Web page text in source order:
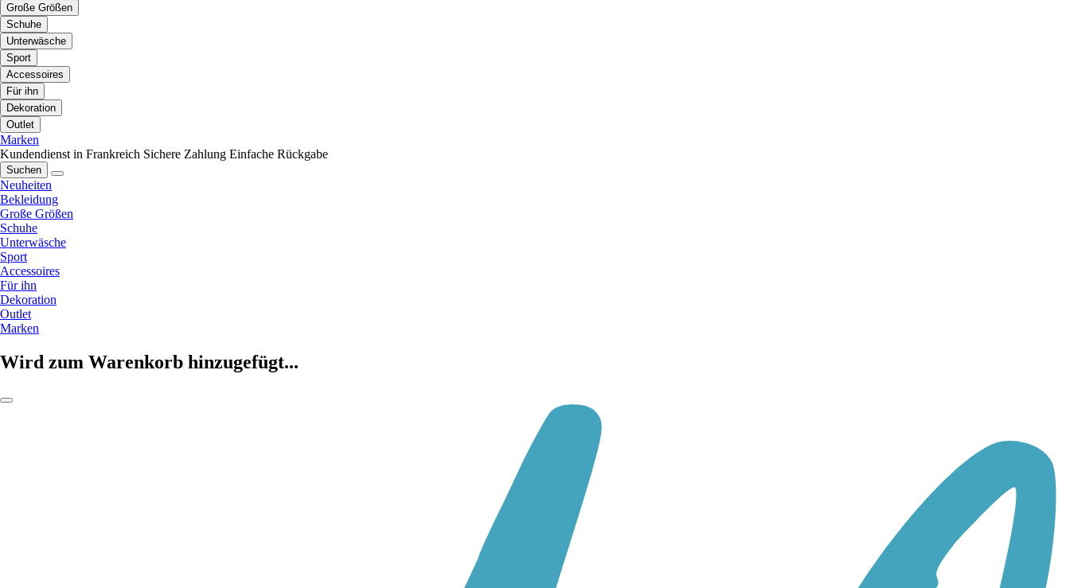
Große Größen
Schuhe
Unterwäsche
Sport
Accessoires
Für ihn
Dekoration
Outlet
Marken
Kundendienst in Frankreich Sichere Zahlung Einfache Rückgabe
Suchen
Neuheiten
Bekleidung
Große Größen
Schuhe
Unterwäsche
Sport
Accessoires
Für ihn
Dekoration
Outlet
Marken
Wird zum Warenkorb hinzugefügt...